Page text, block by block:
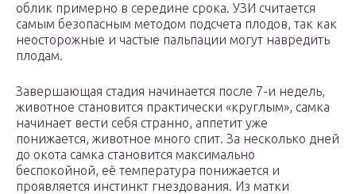
облик примерно в середине срока. УЗИ считается
самым безопасным методом подсчета плодов, так как
неосторожные и частые пальпации могут навредить
плодам.
Завершающая стадия начинается после 7-и недель,
животное становится практически «круглым», самка
начинает вести себя странно, аппетит уже
понижается, животное много спит. За несколько дней
до окота самка становится максимально
беспокойной, её температура понижается и
проявляется инстинкт гнездования. Из матки